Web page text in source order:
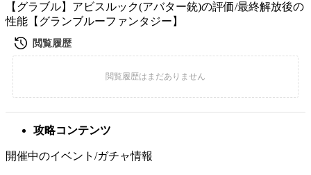
【グラブル】アビスルック(アバター銃)の評価/最終解放後の
性能【グランブルーファンタジー】
攻略コンテンツ
開催中のイベント/ガチャ情報